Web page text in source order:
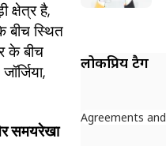
है,
बीच स्थित
के बीच
समयरेखा
लोकप्रिय टैग
Agreements